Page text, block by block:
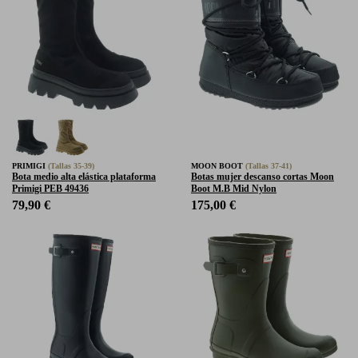
PRIMIGI (Tallas 35-39)
Bota medio alta elástica plataforma
Primigi PEB 49436
79,90 €
MOON BOOT (Tallas 37-41)
Botas mujer descanso cortas Moon
Boot M.B Mid Nylon
175,00 €